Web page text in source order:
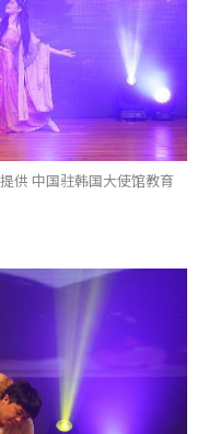
供 中国驻韩国大使馆教育